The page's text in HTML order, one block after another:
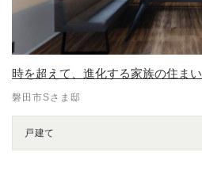
時を超えて、進化する家族の住まい
磐田市Sさま邸
戸建て